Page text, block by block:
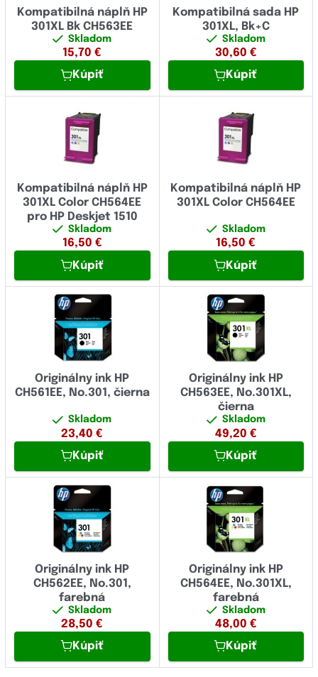
Kompatibilná náplň HP
301XL Bk CH563EE
Skladom
15,70 €
Kúpiť
Kompatibilná sada HP
301XL, Bk+C
Skladom
30,60 €
Kúpiť
Kompatibilná náplň HP
301XL Color CH564EE
pro HP Deskjet 1510
Skladom
16,50 €
Kúpiť
Kompatibilná náplň HP
301XL Color CH564EE
Skladom
16,50 €
Kúpiť
Originálny ink HP
CH561EE, No.301, čierna
Skladom
23,40 €
Kúpiť
Originálny ink HP
CH563EE, No.301XL,
čierna
Skladom
49,20 €
Kúpiť
Originálny ink HP
CH562EE, No.301,
farebná
Skladom
28,50 €
Kúpiť
Originálny ink HP
CH564EE, No.301XL,
farebná
Skladom
48,00 €
Kúpiť